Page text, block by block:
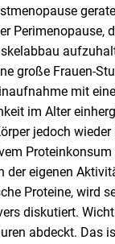
Perimenopause,
große Frauen-
mit
im Alter
jedoch
der eigenen
Proteine, wird
diskutiert.
abdeckt. Das